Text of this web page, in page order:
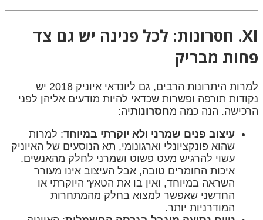
XI. חסרונות: לכל פנינה יש גם צד
פחות מבריק
למרות היתרונות הרבים, גם ליונדאי איוניק 2018 יש
נקודות תורפה ופשרות שכדאי להיות מודעים אליהן לפני
הרכישה. הנה כמה מחסרונותיה:
עיצוב פנים שמרני ולא יוקרתי במיוחד: למרות
שהוא פונקציונלי וארגונומי, תא הנוסעים של האיוניק
עשוי להרגיש מעט פשוט ושמרני לחלק מהאנשים.
איכות החומרים טובה, אבל העיצוב אינו מעורר
השראה במיוחד, ואין בו את הטאץ' היוקרתי או
החדשני שאפשר למצוא בחלק מהמתחרות
המודרניות יותר.